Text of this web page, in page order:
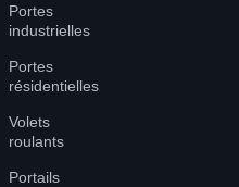
Portes
industrielles
Portes
résidentielles
Volets
roulants
Portails